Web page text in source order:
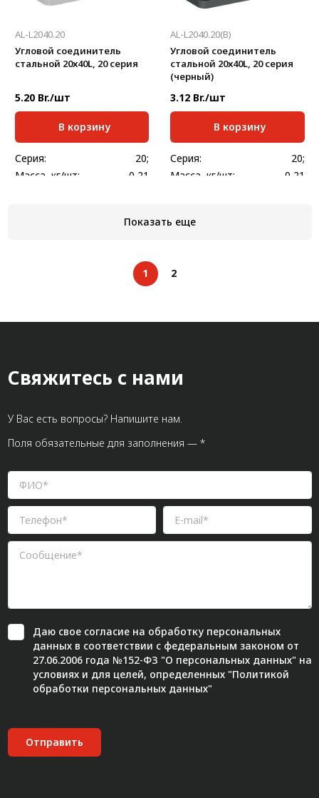
AL-L2040.20
Угловой соединитель
стальной 20х40L, 20 серия
5.20 Br./шт
В корзину
Серия:
20;
Масса, кг/шт:
0,21
AL-L2040.20(B)
Угловой соединитель
стальной 20х40L, 20 серия
(черный)
3.12 Br./шт
В корзину
Серия:
20;
Масса, кг/шт:
0,21
Показать еще
1 2
Свяжитесь с нами
У Вас есть вопросы? Напишите нам.
Поля обязательные для заполнения — *
Даю свое согласиена обработку персональных
данных в соответствии с федеральным законом от
27.06.2006 года №152-ФЗ "О персональных данных" на
условиях и для целей, определенных "Политикой
обработки персональных данных"
Отправить